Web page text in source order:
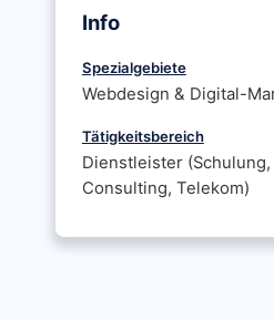
Info
Spezialgebiete
Webdesign & Digital-
Tätigkeitsbereich
Dienstleister
Consulting, Telekom)